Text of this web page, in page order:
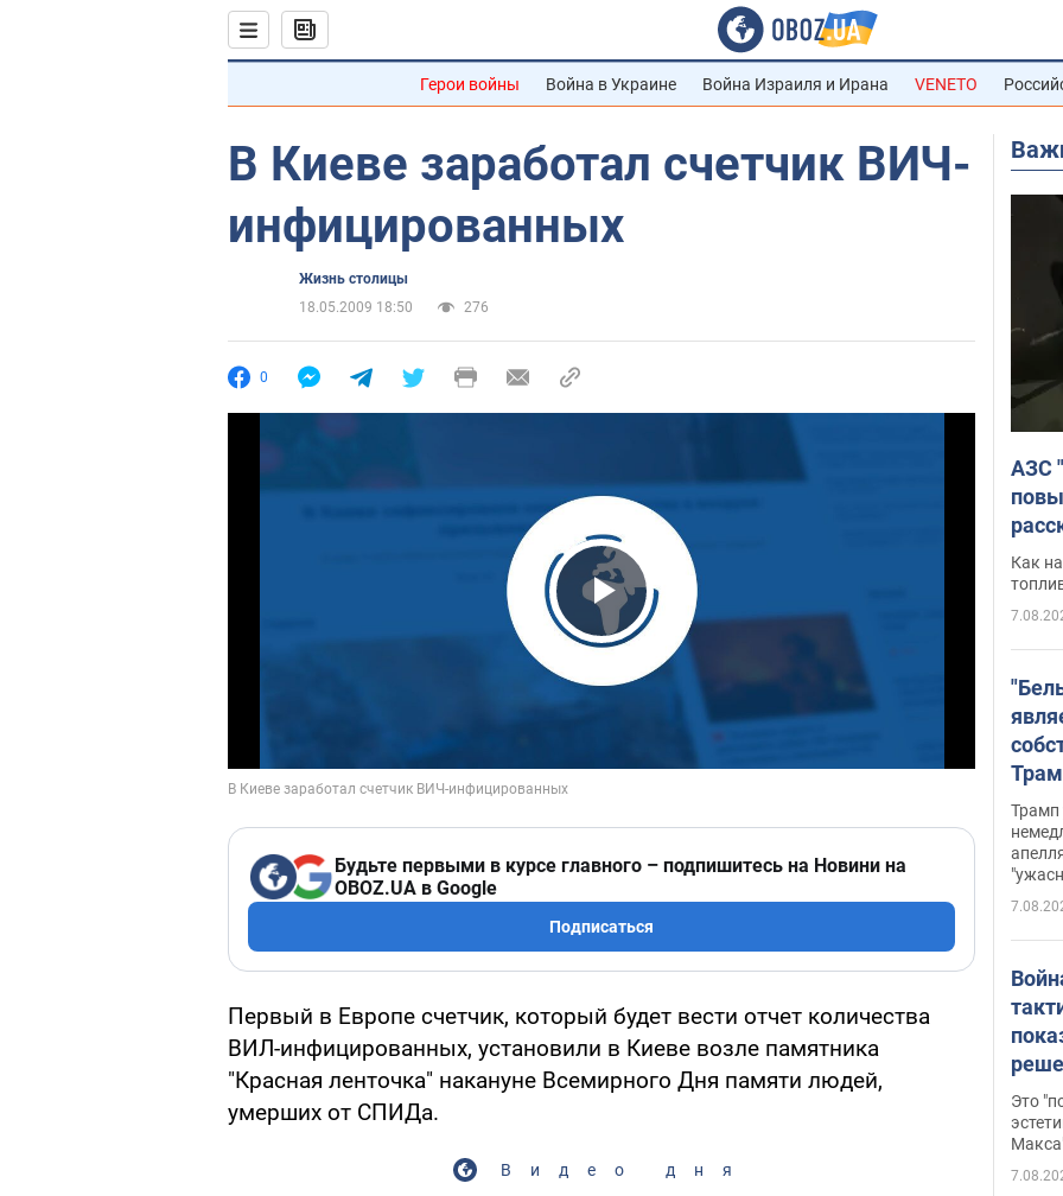
Герои войны Война в Украине Война Израиля и Ирана VENETO
В Киеве заработал счетчик ВИЧ-
инфицированных
Жизнь столицы
18.05.2009 18:50
276
0
Play Video
Будьте первыми в курсе главного – подпишитесь на Новини на
OBOZ.UA в Google
Подписаться
Первый в Европе счетчик, который будет вести отчет количества
ВИЛ-инфицированных, установили в Киеве возле памятника
"Красная ленточка" накануне Всемирного Дня памяти людей,
умерших от СПИДа.
Видео дня
АЗС
Как
Трамп
Это